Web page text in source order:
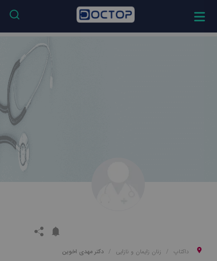
داکتاپ زنان زایمان و نازایی دکتر مهدی اخوین